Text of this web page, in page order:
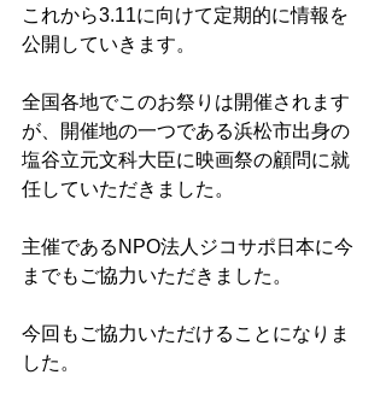
これから3.11に向けて定期的に情報を
公開していきます。
全国各地でこのお祭りは開催されます
が、開催地の一つである浜松市出身の
塩谷立元文科大臣に映画祭の顧問に就
任していただきました。
主催であるNPO法人ジコサポ日本に今
までもご協力いただきました。
今回もご協力いただけることになりま
した。